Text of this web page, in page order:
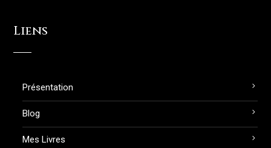
Liens
Présentation
Blog
Mes Livres